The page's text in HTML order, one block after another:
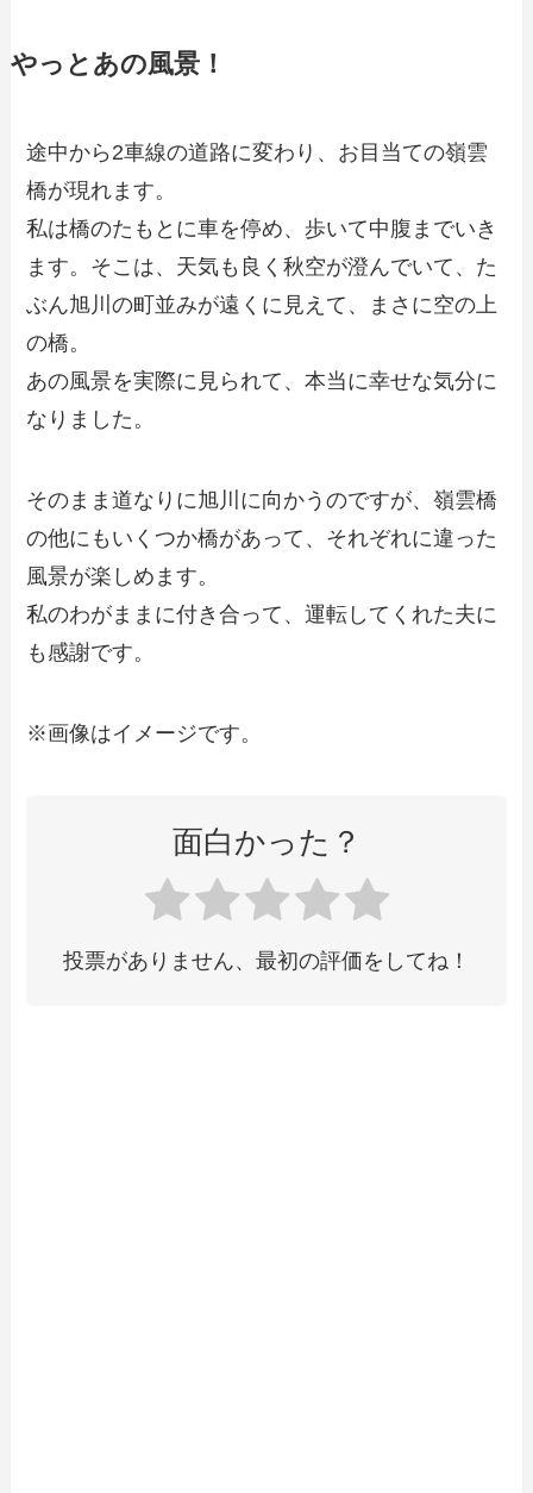
やっとあの風景！
途中から2車線の道路に変わり、お目当ての嶺雲
橋が現れます。
私は橋のたもとに車を停め、歩いて中腹までいき
ます。そこは、天気も良く秋空が澄んでいて、た
ぶん旭川の町並みが遠くに見えて、まさに空の上
の橋。
あの風景を実際に見られて、本当に幸せな気分に
なりました。
そのまま道なりに旭川に向かうのですが、嶺雲橋
の他にもいくつか橋があって、それぞれに違った
風景が楽しめます。
私のわがままに付き合って、運転してくれた夫に
も感謝です。
※画像はイメージです。
面白かった？
投票がありません、最初の評価をしてね！